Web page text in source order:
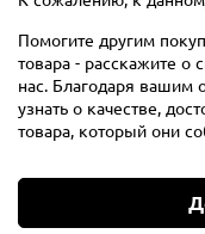
Помогите другим
товара - расскажите о
нас. Благодаря вашим
узнать о качестве,
товара, который они